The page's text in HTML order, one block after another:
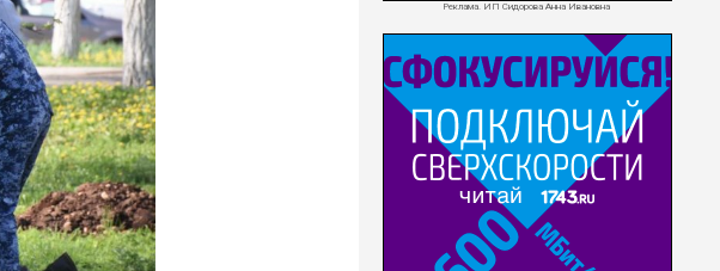
Реклама. ИП Сидорова Анна Ивановна